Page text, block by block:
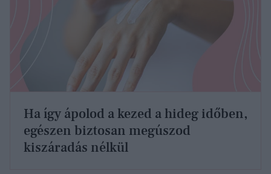
Ha így ápolod a kezed a hideg időben,
egészen biztosan megúszod
kiszáradás nélkül